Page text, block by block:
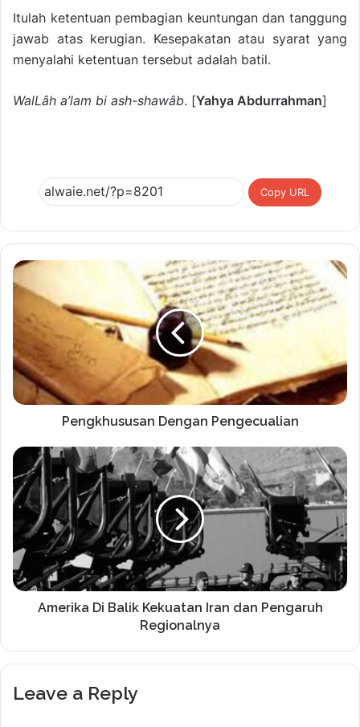
Itulah ketentuan pembagian keuntungan dan tanggung
jawab atas kerugian. Kesepakatan atau syarat yang
menyalahi ketentuan tersebut adalah batil.
WalLâh a’lam bi ash-shawâb. [Yahya Abdurrahman]
Copy URL
Pengkhususan Dengan Pengecualian
Amerika Di Balik Kekuatan Iran dan Pengaruh
Regionalnya
Leave a Reply